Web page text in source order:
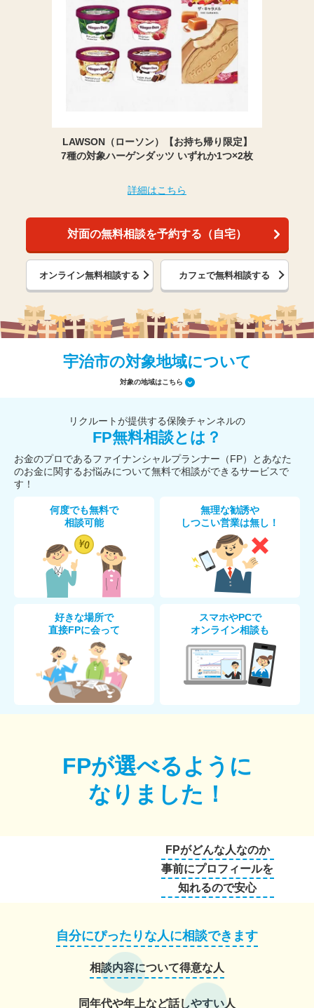
LAWSON（ローソン）【お持ち帰り限定】
7種の対象ハーゲンダッツ いずれか1つ×2枚
詳細はこちら
対面の無料相談を予約する（自宅）
オンライン無料相談する カフェで無料相談する
宇治市の対象地域について
対象の地域はこちら
リクルートが提供する保険チャンネルの
FP無料相談とは？
お金のプロであるファイナンシャルプランナー（FP）とあなた
のお金に関するお悩みについて無料で相談ができるサービスで
す！
何度でも無料で
相談可能
無理な勧誘や
しつこい営業は無し！
好きな場所で
直接FPに会って
スマホやPCで
オンライン相談も
FPが選べるように
なりました！
FPがどんな人なのか
事前にプロフィールを
知れるので安心
自分にぴったりな人に相談できます
相談内容について得意な人
同年代や年上など話しやすい人